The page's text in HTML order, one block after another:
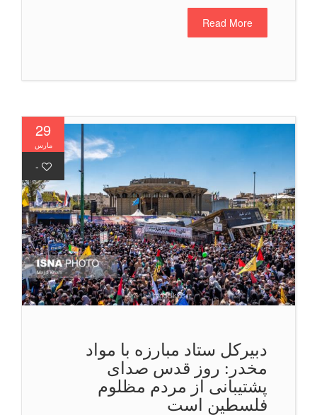
Read More
29
مارس
دبیركل ستاد مبارزه با مواد
مخدر: روز قدس صدای
پشتیبانی از مردم مظلوم
فلسطین است